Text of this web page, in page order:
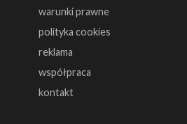
współpraca
kontakt
DOŁĄCZ DO NAS